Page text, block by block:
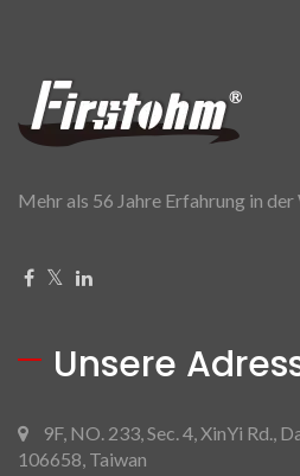
Mehr als 56 Jahre Erfahrung in
Unsere
9F, NO. 233, Sec. 4, XinYi Rd.,
106658, Taiwan